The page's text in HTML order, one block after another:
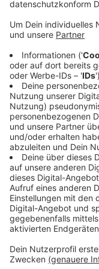
Deutsche
so viele Tage
die Menschen
die Hitze weiter.
Risiko von
Für die Natur ist
gefährliche
steigen bei der
empfehlen die
mehr zu machen
aufzuhalten.
Veröffentlicht:
Anzeige